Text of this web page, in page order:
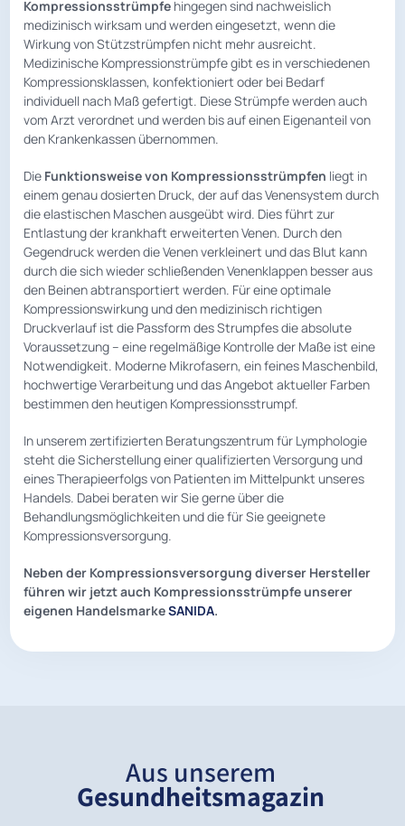
Kompressionsstrümpfe hingegen sind nachweislich
medizinisch wirksam und werden eingesetzt, wenn die
Wirkung von Stützstrümpfen nicht mehr ausreicht.
Medizinische Kompressionstrümpfe gibt es in verschiedenen
Kompressionsklassen, konfektioniert oder bei Bedarf
individuell nach Maß gefertigt. Diese Strümpfe werden auch
vom Arzt verordnet und werden bis auf einen Eigenanteil von
den Krankenkassen übernommen.
Die Funktionsweise von Kompressionsstrümpfen liegt in
einem genau dosierten Druck, der auf das Venensystem durch
die elastischen Maschen ausgeübt wird. Dies führt zur
Entlastung der krankhaft erweiterten Venen. Durch den
Gegendruck werden die Venen verkleinert und das Blut kann
durch die sich wieder schließenden Venenklappen besser aus
den Beinen abtransportiert werden. Für eine optimale
Kompressionswirkung und den medizinisch richtigen
Druckverlauf ist die Passform des Strumpfes die absolute
Voraussetzung – eine regelmäßige Kontrolle der Maße ist eine
Notwendigkeit. Moderne Mikrofasern, ein feines Maschenbild,
hochwertige Verarbeitung und das Angebot aktueller Farben
bestimmen den heutigen Kompressionsstrumpf.
In unserem zertifizierten Beratungszentrum für Lymphologie
steht die Sicherstellung einer qualifizierten Versorgung und
eines Therapieerfolgs von Patienten im Mittelpunkt unseres
Handels. Dabei beraten wir Sie gerne über die
Behandlungsmöglichkeiten und die für Sie geeignete
Kompressionsversorgung.
Neben der Kompressionsversorgung diverser Hersteller
führen wir jetzt auch Kompressionsstrümpfe unserer
eigenen HandelsmarkeSANIDA.
Aus unserem
Gesundheitsmagazin